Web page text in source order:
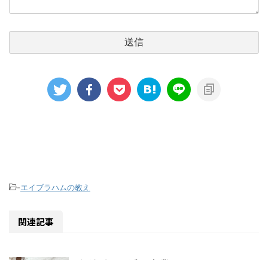
-エイブラハムの教え
関連記事